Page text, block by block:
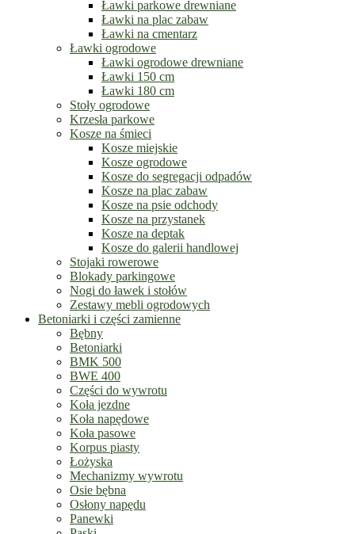
Ławki parkowe drewniane
Ławki na plac zabaw
Ławki na cmentarz
Ławki ogrodowe
Ławki ogrodowe drewniane
Ławki 150 cm
Ławki 180 cm
Stoły ogrodowe
Krzesła parkowe
Kosze na śmieci
Kosze miejskie
Kosze ogrodowe
Kosze do segregacji odpadów
Kosze na plac zabaw
Kosze na psie odchody
Kosze na przystanek
Kosze na deptak
Kosze do galerii handlowej
Stojaki rowerowe
Blokady parkingowe
Nogi do ławek i stołów
Zestawy mebli ogrodowych
Betoniarki i części zamienne
Bębny
Betoniarki
BMK 500
BWE 400
Części do wywrotu
Koła jezdne
Koła napędowe
Koła pasowe
Korpus piasty
Łożyska
Mechanizmy wywrotu
Osie bębna
Osłony napędu
Panewki